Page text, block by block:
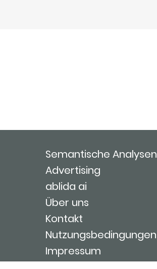
Semantische Analysen
Advertising
ablida ai
Über uns
Kontakt
Nutzungsbedingungen
Impressum